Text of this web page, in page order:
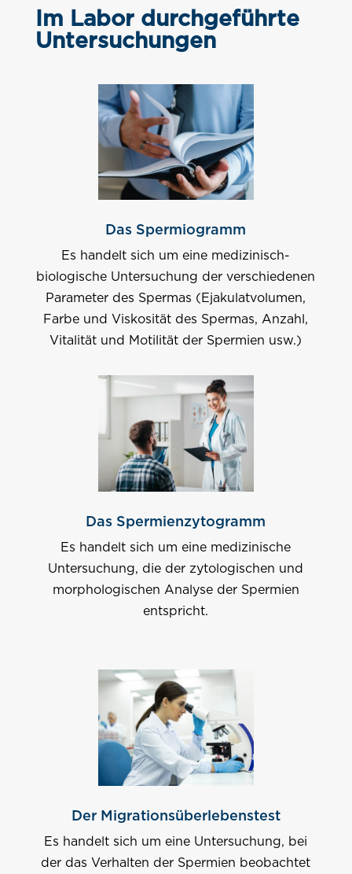
Im Labor durchgeführte
Untersuchungen
Das Spermiogramm
Es handelt sich um eine medizinisch-
biologische Untersuchung der verschiedenen
Parameter des Spermas (Ejakulatvolumen,
Farbe und Viskosität des Spermas, Anzahl,
Vitalität und Motilität der Spermien usw.)
Das Spermienzytogramm
Es handelt sich um eine medizinische
Untersuchung, die der zytologischen und
morphologischen Analyse der Spermien
entspricht.
Der Migrationsüberlebenstest
Es handelt sich um eine Untersuchung, bei
der das Verhalten der Spermien beobachtet